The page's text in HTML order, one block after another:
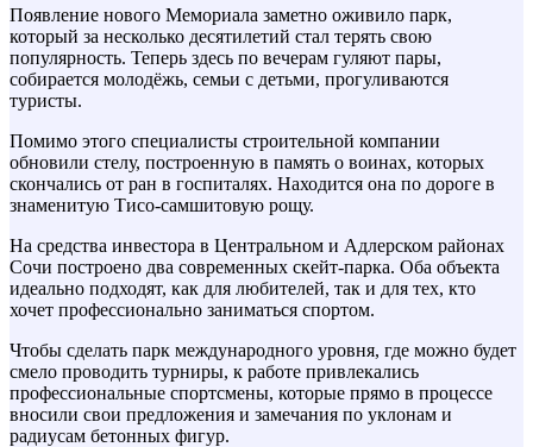
Появление нового Мемориала заметно оживило парк,
который за несколько десятилетий стал терять свою
популярность. Теперь здесь по вечерам гуляют пары,
собирается молодёжь, семьи с детьми, прогуливаются
туристы.
Помимо этого специалисты строительной компании
обновили стелу, построенную в память о воинах, которых
скончались от ран в госпиталях. Находится она по дороге в
знаменитую Тисо-самшитовую рощу.
На средства инвестора в Центральном и Адлерском районах
Сочи построено два современных скейт-парка. Оба объекта
идеально подходят, как для любителей, так и для тех, кто
хочет профессионально заниматься спортом.
Чтобы сделать парк международного уровня, где можно будет
смело проводить турниры, к работе привлекались
профессиональные спортсмены, которые прямо в процессе
вносили свои предложения и замечания по уклонам и
радиусам бетонных фигур.